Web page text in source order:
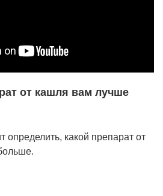
от кашля вам лучше
определить, какой препарат от